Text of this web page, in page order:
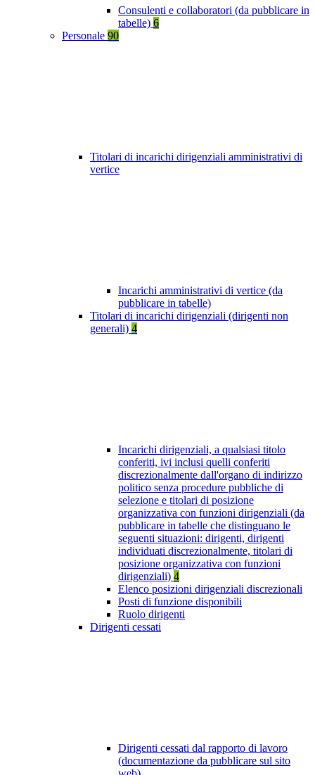
Consulenti e collaboratori (da pubblicare in
tabelle) 6
Personale 90
Titolari di incarichi dirigenziali amministrativi di
vertice
Incarichi amministrativi di vertice (da
pubblicare in tabelle)
Titolari di incarichi dirigenziali (dirigenti non
generali) 4
Incarichi dirigenziali, a qualsiasi titolo
conferiti, ivi inclusi quelli conferiti
discrezionalmente dall'organo di indirizzo
politico senza procedure pubbliche di
selezione e titolari di posizione
organizzativa con funzioni dirigenziali (da
pubblicare in tabelle che distinguano le
seguenti situazioni: dirigenti, dirigenti
individuati discrezionalmente, titolari di
posizione organizzativa con funzioni
dirigenziali) 4
Elenco posizioni dirigenziali discrezionali
Posti di funzione disponibili
Ruolo dirigenti
Dirigenti cessati
Dirigenti cessati dal rapporto di lavoro
(documentazione da pubblicare sul sito